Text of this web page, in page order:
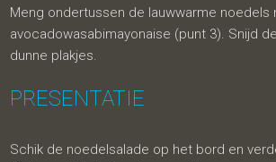
Meng ondertussen de lauwwarme noedels
avocadowasabimayonaise (punt 3). Snijd
dunne plakjes.
PRESENTATIE
Schik de noedelsalade op het bord en